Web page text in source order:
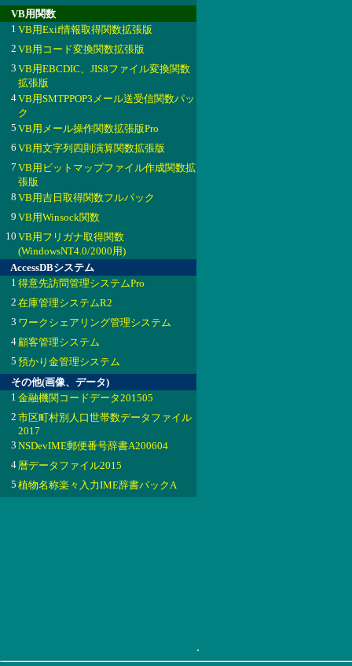
VB用関数
1 VB用Exif情報取得関数拡張版
2 VB用コード変換関数拡張版
3 VB用EBCDIC、JIS8ファイル変換関数
拡張版
4VB用SMTPPOP3メール送受信関数パッ
ク
5 VB用メール操作関数拡張版Pro
6 VB用文字列四則演算関数拡張版
7 VB用ビットマップファイル作成関数拡
張版
8 VB用吉日取得関数フルパック
9 VB用Winsock関数
10 VB用フリガナ取得関数
(WindowsNT4.0/2000用)
AccessDBシステム
1 得意先訪問管理システムPro
2 在庫管理システムR2
3 ワークシェアリング管理システム
4顧客管理システム
5 預かり金管理システム
その他(画像、データ)
1 金融機関コードデータ201505
2 市区町村別人口世帯数データファイル
2017
3 NSDevIME郵便番号辞書A200604
4暦データファイル2015
5 植物名称楽々入力IME辞書パックA
.